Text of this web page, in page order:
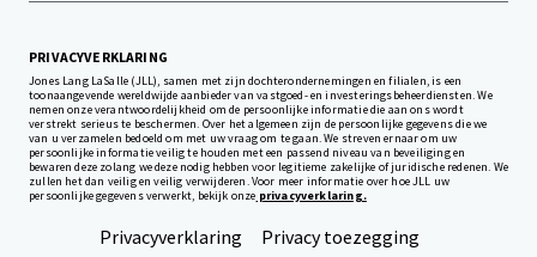
PRIVACYVERKLARING
Jones Lang LaSalle (JLL), samen met zijn dochterondernemingen en filialen, is een
toonaangevende wereldwijde aanbieder van vastgoed- en investeringsbeheerdiensten. We
nemen onze verantwoordelijkheid om de persoonlijke informatie die aan ons wordt
verstrekt serieus te beschermen. Over het algemeen zijn de persoonlijke gegevens die we
van u verzamelen bedoeld om met uw vraag om te gaan. We streven ernaar om uw
persoonlijke informatie veilig te houden met een passend niveau van beveiliging en
bewaren deze zolang we deze nodig hebben voor legitieme zakelijke of juridische redenen. We
zullen het dan veilig en veilig verwijderen. Voor meer informatie over hoe JLL uw
persoonlijke gegevens verwerkt, bekijk onze privacyverklaring.
Privacyverklaring
Privacy toezegging